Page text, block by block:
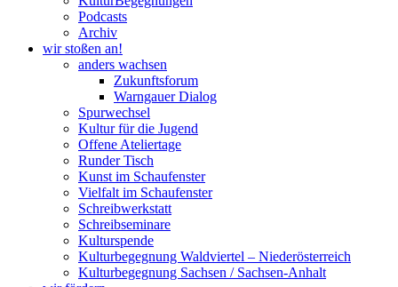
Podcasts
Archiv
wir stoßen an!
anders wachsen
Zukunftsforum
Warngauer Dialog
Spurwechsel
Kultur für die Jugend
Offene Ateliertage
Runder Tisch
Kunst im Schaufenster
Vielfalt im Schaufenster
Schreibwerkstatt
Schreibseminare
Kulturspende
Kulturbegegnung Waldviertel – Niederösterreich
Kulturbegegnung Sachsen / Sachsen-Anhalt